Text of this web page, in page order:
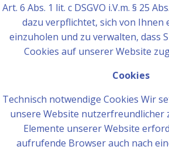
Art. 6 Abs. 1 lit. c DSGVO i.V.m. § 25
dazu verpflichtet, sich von Ihnen
einzuholen und zu verwalten, dass
Cookies auf unserer Website
Cookies
Technisch notwendige Cookies Wir
unsere Website nutzerfreundlicher
Elemente unserer Website
aufrufende Browser auch nach